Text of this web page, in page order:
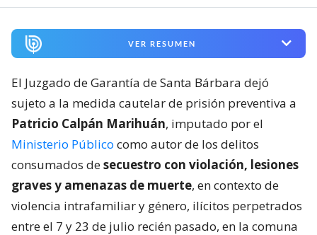
VER RESUMEN
El Juzgado de Garantía de Santa Bárbara dejó
sujeto a la medida cautelar de prisión preventiva a
Patricio Calpán Marihuán, imputado por el
Ministerio Público como autor de los delitos
consumados desecuestro con violación, lesiones
graves y amenazas de muerte, en contexto de
violencia intrafamiliar y género, ilícitos perpetrados
entre el 7 y 23 de julio recién pasado, en la comuna